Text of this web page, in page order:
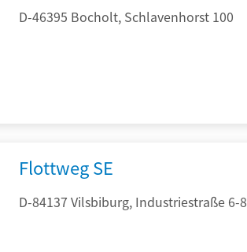
D-46395 Bocholt, Schlavenhorst 100
Flottweg SE
D-84137 Vilsbiburg, Industriestraße 6-8